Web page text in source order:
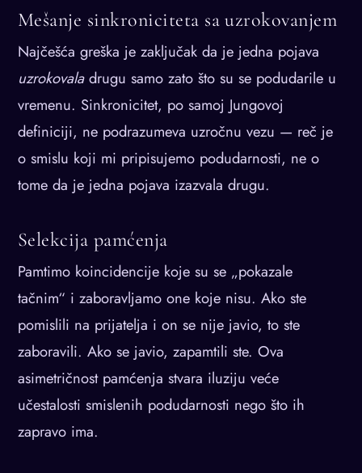
Mešanje sinkroniciteta sa uzrokovanjem
Najčešća greška je zaključak da je jedna pojava
uzrokovaladrugu samo zato što su se podudarile u
vremenu. Sinkronicitet, po samoj Jungovoj
definiciji, ne podrazumeva uzročnu vezu — reč je
o smislu koji mi pripisujemo podudarnosti, ne o
tome da je jedna pojava izazvala drugu.
Selekcija pamćenja
Pamtimo koincidencije koje su se „pokazale
tačnim“ i zaboravljamo one koje nisu. Ako ste
pomislili na prijatelja i on se nije javio, to ste
zaboravili. Ako se javio, zapamtili ste. Ova
asimetričnost pamćenja stvara iluziju veće
učestalosti smislenih podudarnosti nego što ih
zapravo ima.